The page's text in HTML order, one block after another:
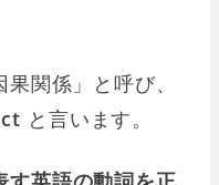
関係」と呼び、
と言います。